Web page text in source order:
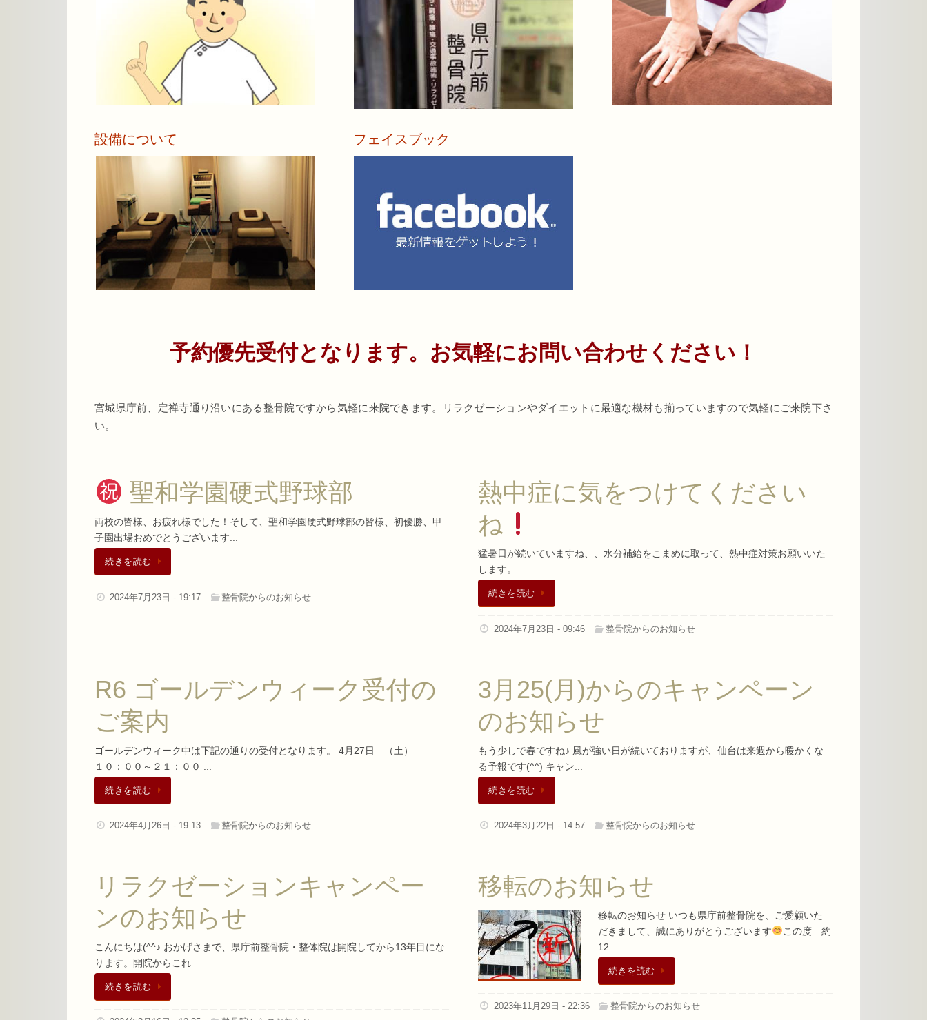
県庁前整骨院を支えるスタッフのご紹介です。
地下鉄 勾当台公園駅の公園出口1から徒歩３分で
当院へ着くことが可能。
詳しく見る
設備について
MINATO医科学株式会社の最新機材を取り入れて、
最大限に効果のある治療を行っております。
フェイスブック
予約優先受付となります。お気軽にお問い合わせください！
宮城県庁前、定禅寺通り沿いにある整骨院ですから気軽に来院できます。リラクゼーションやダイエットに最適な機材も揃っていますので気軽にご来院下さ
い。
聖和学園硬式野球部
両校の皆様、お疲れ様でした！そして、聖和学園硬式野球部の皆様、初優勝、甲
子園出場おめでとうございます...
続きを読む
2024年7月23日 - 19:17 整骨院からのお知らせ
熱中症に気をつけてください
ね
猛暑日が続いていますね、、水分補給をこまめに取って、熱中症対策お願いいた
します。
続きを読む
2024年7月23日 - 09:46 整骨院からのお知らせ
R6 ゴールデンウィーク受付の
ご案内
ゴールデンウィーク中は下記の通りの受付となります。 4月27日 （土）
１０：００～２１：００ ...
続きを読む
2024年4月26日 - 19:13 整骨院からのお知らせ
3月25(月)からのキャンペーン
のお知らせ
もう少しで春ですね♪ 風が強い日が続いておりますが、仙台は来週から暖かくな
る予報です(^^) キャン...
続きを読む
2024年3月22日 - 14:57 整骨院からのお知らせ
リラクゼーションキャンペー
ンのお知らせ
こんにちは(^^♪ おかげさまで、県庁前整骨院・整体院は開院してから13年目にな
ります。開院からこれ...
続きを読む
移転のお知らせ
移転のお知らせ いつも県庁前整骨院を、ご愛顧いた
だきまして、誠にありがとうございます
この度 約
12...
続きを読む
2023年11月29日 - 22:36 整骨院からのお知らせ